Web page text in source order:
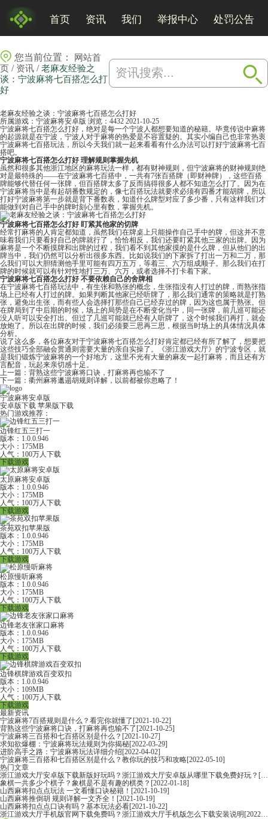
首页 资讯 我们 举报中心 处罚公告
您当前位置：
网站首
页 / 资讯 /老麻友经验之
谈：宁波麻将七百搭怎么打
好
老麻友经验之谈：宁波麻将七百搭怎么打好
所属游戏： 宁波麻将安卓版 浏览：4432 2021-10-25
宁波麻将七百搭怎么打好，绝对是每一个宁波人都想要知道的秘籍。毕竟传说中麻将
的起源就是在宁波，宁波人对于麻将的热爱是不容置疑的。其实小编自己也非常热衷
宁波麻将七百搭玩法，所以今天我们就一起来看看有什么办法可以打好宁波麻将七百
搭吧。
宁波麻将七百搭怎么打好 理解规则掌握先机
虽然和很多其他浙江地区的麻将玩法一样，都有财神规则，但宁波麻将的财神规则绝
对是最特殊的——在宁波麻将七百搭中，一共有7张百搭牌（即财神牌），这些百搭
牌能够代替任何一张牌，但百搭牌太多了反而搞得很多人都不知道怎么打了。因为在
宁波麻将当中是有起胡番数规定的，像七百搭玩法就要求必须有四番才能胡牌，所以
打好宁波麻将第一步就是背下番数表，知道什么牌型对应了多少番，只有这样我们才
能做到对自己手中的牌时刻心里有数，掌握先机。
宁波麻将七百搭怎么打好 盯紧其他家的切牌
经常打麻将的人肯定都知道，虽然我们在牌桌上只能操作自己手中的牌，但这并不意
味着我们只要看好自己的牌就行了，恰恰相反，我们还要盯紧其他三家的出牌。因为
麻将是一个不断摸牌和出牌的过程，我们看不到其他家摸的是什么牌，但从他们的出
牌当中，我们仍然可以分析出很多东西。比如说我们的下家拆了打出一万和二万，那
么我们可以大胆猜测他手里可能有四万五万，等着三、六万组成顺子。那么我们在打
牌的时候就可以有针对性地打三万、六万，或者选择不打卡着下家。
宁波麻将七百搭怎么打好 不要依赖自己的舍牌相
在宁波麻将七百搭玩法中，有生张和熟张的概念，生张指没有人打过的牌，而熟张指
场上已经有人打过的牌。如果判断其他家已经听牌了，那么我们通常的策略就是打熟
张，避免出生张，而有些人会选择打那些自己已经弃过的牌，因为这也属于熟张。但
在牌局到了中后期的时候，场上的局势是在不断变化当中，同一张牌，前几巡可能还
没人听可以安全打出。但过了几巡可能就已经有人听牌了，这个时候我们再打，就会
放炮了。所以在出牌的时候，我们必须要三思再三思，根据当时场上的具体情况具体
分析。
说了这么多，各位麻友对于宁波麻将七百搭怎么打好肯定都已经有所了解了，想要把
这些技巧全部融会贯通则需要大量的亲自实操了。《浙江游戏大厅》的宁波专区，就
是我们锻炼宁波麻将的一个好地方，这里不光有大量的麻友一起打麻将，而且还有方
言配音，玩起来亲切感十足。
上一篇： 背熟这些宁波麻将口诀，打麻将再也输不了
下一篇： 衢州麻将邋遢胡规则详解，以前都被你忽略了！
宁波麻将安卓版
安卓版下载 苹果版下载
热门游戏推荐：
边锋红五三打一
版本：1.0.0.946
大小：175MB
人气：100万人下载
下载游戏
太原麻将安卓版
版本：1.0.0.946
大小：175MB
人气：100万人下载
下载游戏
茶苑双扣苹果版
版本：1.0.0.946
大小：175MB
人气：100万人下载
下载游戏
松原慢听麻将
版本：1.0.0.946
大小：175MB
人气：100万人下载
下载游戏
边锋老友张家口麻将
版本：1.0.0.946
大小：175MB
人气：100万人下载
下载游戏
边锋棋牌游戏百变双扣
版本：1.0.0.946
大小：109MB
人气：100万人下载
下载游戏
最新资讯
宁波麻将7百搭规则是什么？看完你就懂了 [2021-10-22]
背熟这些宁波麻将口诀，打麻将再也输不了 [2021-10-25]
宁波麻将三百搭和七百搭区别是什么？ [2021-10-27]
求知欲爆棚：宁波麻将玩法规则为你揭秘[2022-03-29]
进阶高手之路：宁波麻将玩法详细介绍[2022-04-02]
宁波麻将三百搭和七百搭区别是什么？教你玩的技巧和攻略[2022-05-10]
热门文章
浙江游戏大厅安卓版下载新版好玩吗？浙江游戏大厅安卓版从哪里下载免费好玩？ [2022-06-16]
象棋一共多少个棋子？象棋是不是有趣的棋类？ [2022-01-18]
山西麻将扣点点玩法 一文看懂口诀秘籍！ [2021-10-19]
山西麻将推倒胡 规则详解一文齐全！ [2021-10-19]
山西麻将扣点点口诀有吗？基本玩法必看[2021-10-22]
浙江游戏大厅手机版官网下载免费吗？浙江游戏大厅手机版怎么下载安装说明 [2022-06-16]